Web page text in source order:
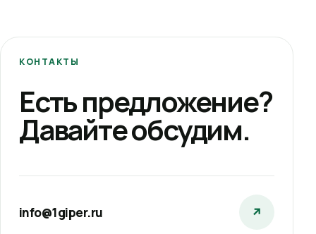
КОНТАКТЫ
Есть предложение?
Давайте обсудим.
info@1giper.ru ↗